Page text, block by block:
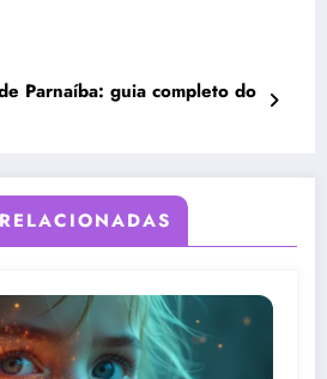
Parnaíba: guia completo do